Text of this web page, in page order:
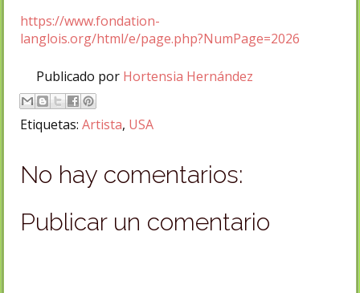
https://www.fondation-
langlois.org/html/e/page.php?NumPage=2026
Publicado por Hortensia Hernández
Etiquetas: Artista, USA
No hay comentarios:
Publicar un comentario